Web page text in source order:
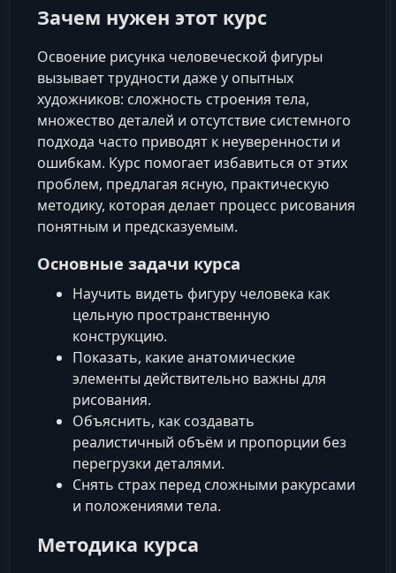
Зачем нужен этот курс
Освоение рисунка человеческой фигуры
вызывает трудности даже у опытных
художников: сложность строения тела,
множество деталей и отсутствие системного
подхода часто приводят к неуверенности и
ошибкам. Курс помогает избавиться от этих
проблем, предлагая ясную, практическую
методику, которая делает процесс рисования
понятным и предсказуемым.
Основные задачи курса
Научить видеть фигуру человека как
цельную пространственную
конструкцию.
Показать, какие анатомические
элементы действительно важны для
рисования.
Объяснить, как создавать
реалистичный объём и пропорции без
перегрузки деталями.
Снять страх перед сложными ракурсами
и положениями тела.
Методика курса